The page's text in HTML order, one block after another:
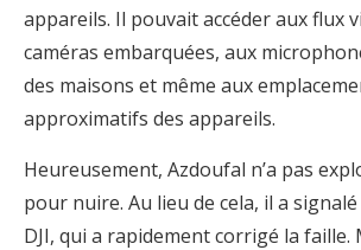
appareils. Il pouvait accéder aux flux
caméras embarquées, aux
des maisons et même aux
approximatifs des appareils.
Heureusement, Azdoufal n’a pas
pour nuire. Au lieu de cela, il a
DJI, qui a rapidement corrigé la faille.